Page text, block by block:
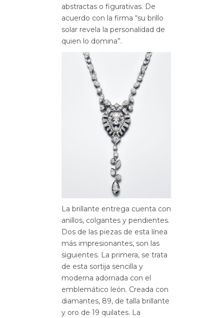
abstractas o figurativas. De
acuerdo con la firma “su brillo
solar revela la personalidad de
quien lo domina”.
La brillante entrega cuenta con
anillos, colgantes y pendientes.
Dos de las piezas de esta línea
más impresionantes, son las
siguientes. La primera, se trata
de esta sortija sencilla y
moderna adornada con el
emblemático león. Creada con
diamantes, 89, de talla brillante
y oro de 19 quilates. La